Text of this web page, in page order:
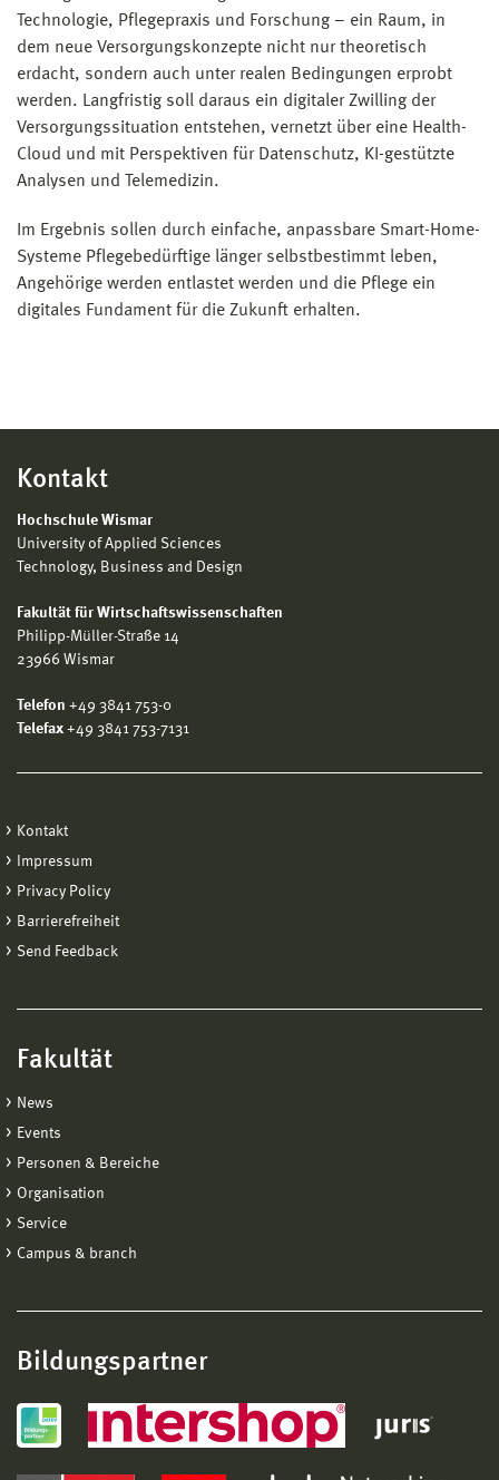
Technologie, Pflegepraxis und Forschung – ein Raum, in
dem neue Versorgungskonzepte nicht nur theoretisch
erdacht, sondern auch unter realen Bedingungen erprobt
werden. Langfristig soll daraus ein digitaler Zwilling der
Versorgungssituation entstehen, vernetzt über eine Health-
Cloud und mit Perspektiven für Datenschutz, KI-gestützte
Analysen und Telemedizin.
Im Ergebnis sollen durch einfache, anpassbare Smart-Home-
Systeme Pflegebedürftige länger selbstbestimmt leben,
Angehörige werden entlastet werden und die Pflege ein
digitales Fundament für die Zukunft erhalten.
Kontakt
Hochschule Wismar
University of Applied Sciences
Technology, Business and Design
Fakultät für Wirtschaftswissenschaften
Philipp-Müller-Straße 14
23966 Wismar
Telefon +49 3841 753-0
Telefax +49 3841 753-7131
Kontakt
Impressum
Privacy Policy
Barrierefreiheit
Send Feedback
Fakultät
News
Events
Personen & Bereiche
Organisation
Service
Campus & branch
Bildungspartner